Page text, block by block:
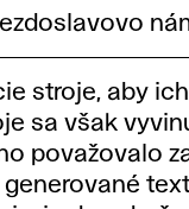
stroje, aby
sa však
považovalo